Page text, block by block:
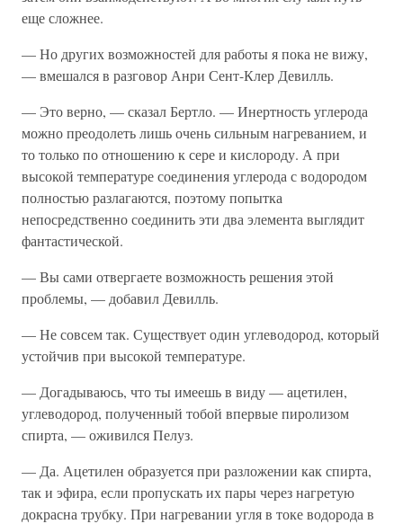
еще сложнее.
— Но других возможностей для работы я пока не вижу,
— вмешался в разговор Анри Сент-Клер Девилль.
— Это верно, — сказал Бертло. — Инертность углерода
можно преодолеть лишь очень сильным нагреванием, и
то только по отношению к сере и кислороду. А при
высокой температуре соединения углерода с водородом
полностью разлагаются, поэтому попытка
непосредственно соединить эти два элемента выглядит
фантастической.
— Вы сами отвергаете возможность решения этой
проблемы, — добавил Девилль.
— Не совсем так. Существует один углеводород, который
устойчив при высокой температуре.
— Догадываюсь, что ты имеешь в виду — ацетилен,
углеводород, полученный тобой впервые пиролизом
спирта, — оживился Пелуз.
— Да. Ацетилен образуется при разложении как спирта,
так и эфира, если пропускать их пары через нагретую
докрасна трубку. При нагревании угля в токе водорода в